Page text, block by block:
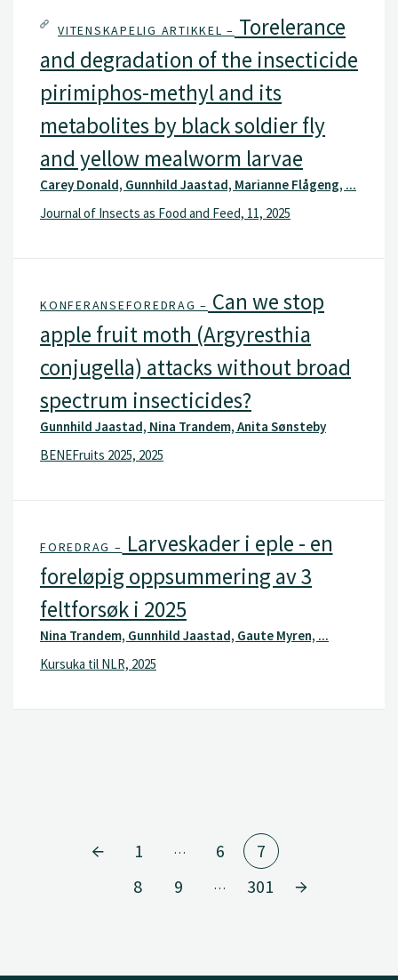
VITENSKAPELIG ARTIKKEL – Torelerance
and degradation of the insecticide
pirimiphos-methyl and its
metabolites by black soldier fly
and yellow mealworm larvae
Carey Donald, Gunnhild Jaastad, Marianne Flågeng, ...
Journal of Insects as Food and Feed, 11, 2025
KONFERANSEFOREDRAG – Can we stop
apple fruit moth (Argyresthia
conjugella) attacks without broad
spectrum insecticides?
Gunnhild Jaastad, Nina Trandem, Anita Sønsteby
BENEFruits 2025, 2025
FOREDRAG – Larveskader i eple - en
foreløpig oppsummering av 3
feltforsøk i 2025
Nina Trandem, Gunnhild Jaastad, Gaute Myren, ...
Kursuka til NLR, 2025
1 … 6
7
8
9 … 301